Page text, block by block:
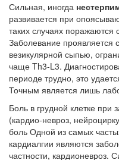
Закон о праве родителей
реанимации внесен в
Сильная, иногда
развивается при
таких случаях поражаются
Заболевание проявляется
везикулярной сыпью,
чаще Th3-L3.
периоде трудно, это
Точным является лишь
Боль в грудной клетке при
(кардио-невроз,
боль Одной из самых
кардиалгии являются
частности, кардионевроз.